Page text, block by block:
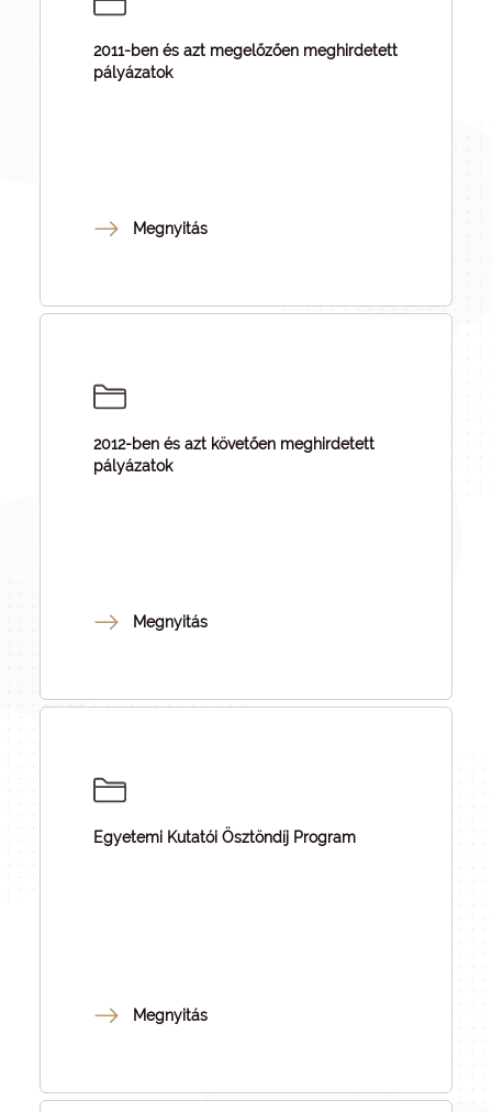
2011-ben és azt megelőzően meghirdetett
pályázatok
Megnyitás
2012-ben és azt követően meghirdetett
pályázatok
Megnyitás
Egyetemi Kutatói Ösztöndíj Program
Megnyitás